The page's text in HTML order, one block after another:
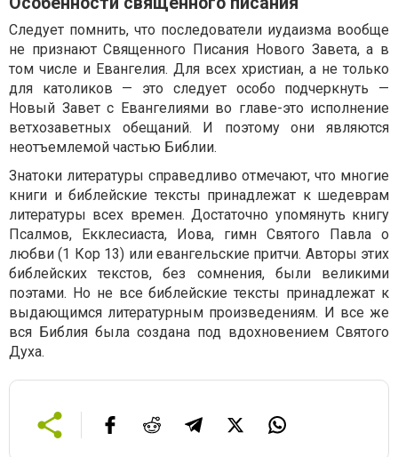
Следует помнить, что последователи иудаизма вообще
не признают Священного Писания Нового Завета, а в
том числе и Евангелия. Для всех христиан, а не только
для католиков — это следует особо подчеркнуть —
Новый Завет с Евангелиями во главе-это исполнение
ветхозаветных обещаний. И поэтому они являются
неотъемлемой частью Библии.
Знатоки литературы справедливо отмечают, что многие
книги и библейские тексты принадлежат к шедеврам
литературы всех времен. Достаточно упомянуть книгу
Псалмов, Екклесиаста, Иова, гимн Святого Павла о
любви (1 Кор 13) или евангельские притчи. Авторы этих
библейских текстов, без сомнения, были великими
поэтами. Но не все библейские тексты принадлежат к
выдающимся литературным произведениям. И все же
вся Библия была создана под вдохновением Святого
Духа.